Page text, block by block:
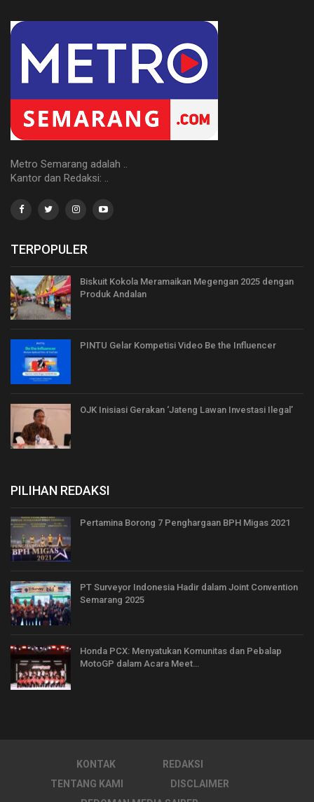
Metro Semarang adalah ..
Kantor dan Redaksi: ..
TERPOPULER
Biskuit Kokola Meramaikan Megengan 2025 dengan
Produk Andalan
PINTU Gelar Kompetisi Video Be the Influencer
OJK Inisiasi Gerakan ‘Jateng Lawan Investasi Ilegal’
PILIHAN REDAKSI
Pertamina Borong 7 Penghargaan BPH Migas 2021
PT Surveyor Indonesia Hadir dalam Joint Convention
Semarang 2025
Honda PCX: Menyatukan Komunitas dan Pebalap
MotoGP dalam Acara Meet…
KONTAK
REDAKSI
TENTANG KAMI
DISCLAIMER